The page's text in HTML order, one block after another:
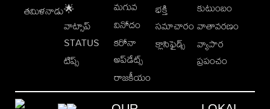
తమిళనాడు🌟
వాట్సాప్
STATUS
టిప్స్
మగువ
వినోదం
కరోనా
అప్‌డేట్స్
రాజకీయం
భక్తి
సమాచారం
క్లాసిఫైడ్స్
కుటుంబం
వాతావరణం
వ్యాపార
ప్రపంచం